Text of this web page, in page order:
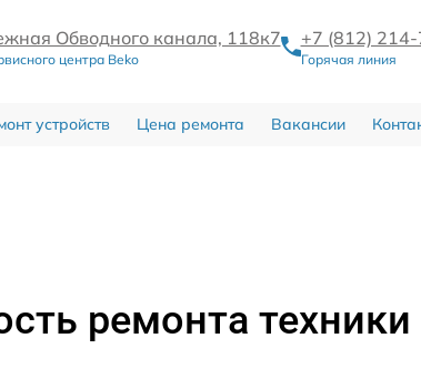
Обводного канала, 118к7
центра Beko
+7 (812)
Горячая линия
устройств Цена ремонта Вакансии
ремонта техники